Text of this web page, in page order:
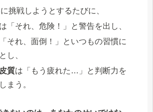
挑戦しようとするたびに、
「それ、危険！」と警告を出し、
それ、面倒！」といつもの習慣に
し、
質は「もう疲れた…」と判断力を
まう。